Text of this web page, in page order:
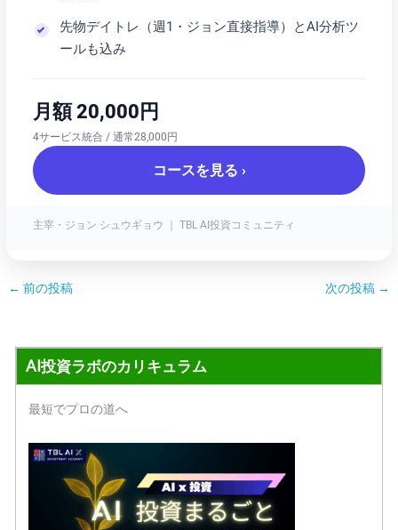
先物デイトレ（週1・ジョン直接指導）とAI分析ツ
ールも込み
月額 20,000円
4サービス統合 / 通常28,000円
コースを見る ›
主宰・ジョン シュウギョウ ｜ TBL AI投資コミュニティ
← 前の投稿 次の投稿 →
AI投資ラボのカリキュラム
最短でプロの道へ